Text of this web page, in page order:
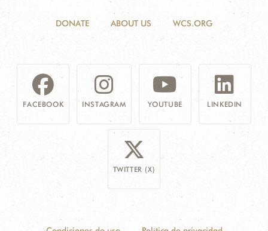
DONATE ABOUT US WCS.ORG
FACEBOOK INSTAGRAM YOUTUBE LINKEDIN
TWITTER (X)